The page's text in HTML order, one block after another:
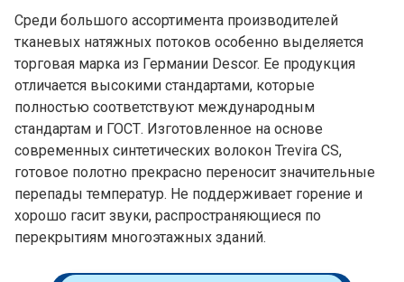
Среди большого ассортимента производителей
тканевых натяжных потоков особенно выделяется
торговая марка из Германии Descor. Ее продукция
отличается высокими стандартами, которые
полностью соответствуют международным
стандартам и ГОСТ. Изготовленное на основе
современных синтетических волокон Trevira CS,
готовое полотно прекрасно переносит значительные
перепады температур. Не поддерживает горение и
хорошо гасит звуки, распространяющиеся по
перекрытиям многоэтажных зданий.